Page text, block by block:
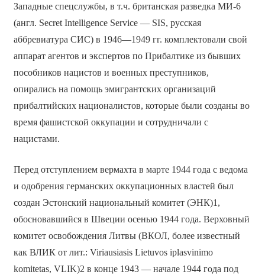
Западные спецслужбы, в т.ч. британская разведка МИ-6
(англ. Secret Intelligence Service — SIS, русская
аббревиатура СИС) в 1946—1949 гг. комплектовали свой
аппарат агентов и экспертов по Прибалтике из бывших
пособников нацистов и военных преступников,
опирались на помощь эмигрантских организаций
прибалтийских националистов, которые были созданы во
время фашистской оккупации и сотрудничали с
нацистами.
Перед отступлением вермахта в марте 1944 года с ведома
и одобрения германских оккупационных властей был
создан Эстонский национальный комитет (ЭНК)1,
обосновавшийся в Швеции осенью 1944 года. Верховный
комитет освобождения Литвы (ВКОЛ, более известный
как ВЛИК от лит.: Viriausiasis Lietuvos iplasvinimo
komitetas, VLIK)2 в конце 1943 — начале 1944 года под